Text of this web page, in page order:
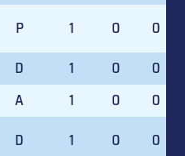
P 1 0
0
D 1 0
0
A 1 0
0
D 1 0
0